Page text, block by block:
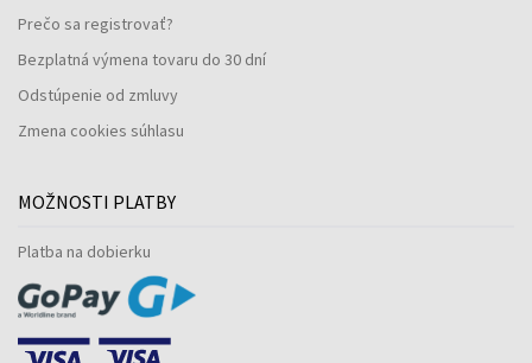
Prečo sa registrovať?
Bezplatná výmena tovaru do 30 dní
Odstúpenie od zmluvy
Zmena cookies súhlasu
MOŽNOSTI PLATBY
Platba na dobierku